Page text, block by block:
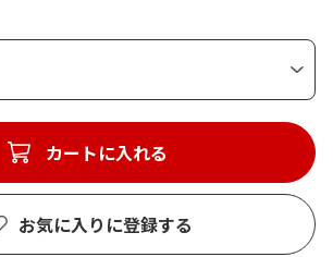
カートに入れる
お気に入りに登録する